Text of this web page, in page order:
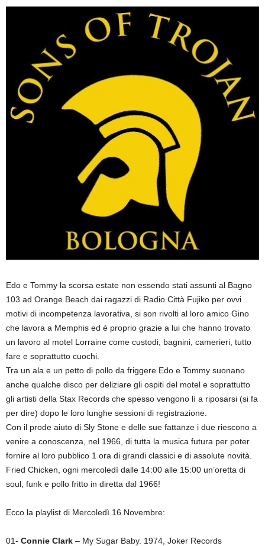
Edo e Tommy la scorsa estate non essendo stati assunti al Bagno
103 ad Orange Beach dai ragazzi di Radio Città Fujiko per ovvi
motivi di incompetenza lavorativa, si son rivolti al loro amico Gino
che lavora a Memphis ed è proprio grazie a lui che hanno trovato
un lavoro al motel Lorraine come custodi, bagnini, camerieri, tutto
fare e soprattutto cuochi.
Tra un ala e un petto di pollo da friggere Edo e Tommy suonano
anche qualche disco per deliziare gli ospiti del motel e soprattutto
gli artisti della Stax Records che spesso vengono lì a riposarsi (si fa
per dire) dopo le loro lunghe sessioni di registrazione.
Con il prode aiuto di Sly Stone e delle sue fattanze i due riescono a
venire a conoscenza, nel 1966, di tutta la musica futura per poter
fornire al loro pubblico 1 ora di grandi classici e di assolute novità.
Fried Chicken, ogni mercoledì dalle 14:00 alle 15:00 un’oretta di
soul, funk e pollo fritto in diretta dal 1966!
Ecco la playlist di Mercoledì 16 Novembre:
01- Connie Clark – My Sugar Baby. 1974, Joker Records